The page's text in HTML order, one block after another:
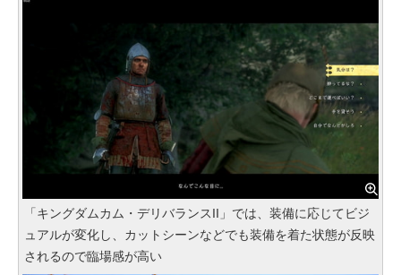
「キングダムカム・デリバランスII」では、装備に応じてビジ
ュアルが変化し、カットシーンなどでも装備を着た状態が反映
されるので臨場感が高い